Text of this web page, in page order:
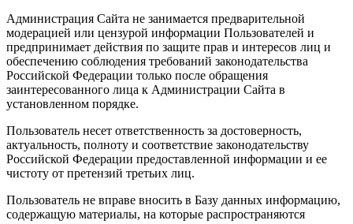
Администрация Сайта не занимается предварительной
модерацией или цензурой информации Пользователей и
предпринимает действия по защите прав и интересов лиц и
обеспечению соблюдения требований законодательства
Российской Федерации только после обращения
заинтересованного лица к Администрации Сайта в
установленном порядке.
Пользователь несет ответственность за достоверность,
актуальность, полноту и соответствие законодательству
Российской Федерации предоставленной информации и ее
чистоту от претензий третьих лиц.
Пользователь не вправе вносить в Базу данных информацию,
содержащую материалы, на которые распространяются